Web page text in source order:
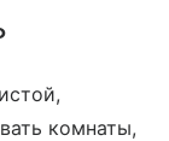
комнаты,